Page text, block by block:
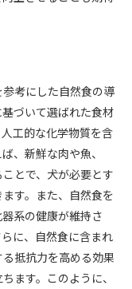
考にした自然食の導
づいて選ばれた食材
工的な化学物質を含
、新鮮な肉や魚、
とで、犬が必要とす
す。また、自然食を
系の健康が維持さ
に、自然食に含まれ
抵抗力を高める効果
ます。このように、